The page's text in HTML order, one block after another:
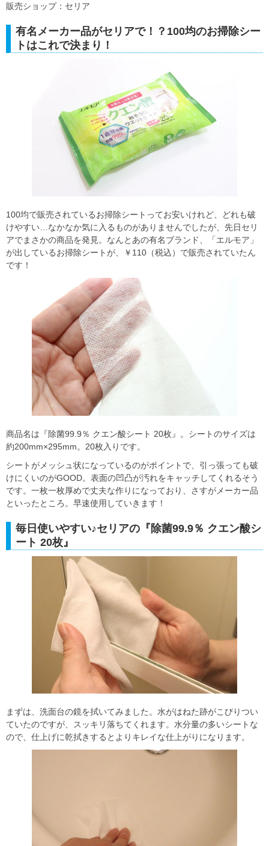
販売ショップ：セリア
有名メーカー品がセリアで！？100均のお掃除シー
トはこれで決まり！
100均で販売されているお掃除シートってお安いけれど、どれも破
けやすい…なかなか気に入るものがありませんでしたが、先日セリ
アでまさかの商品を発見。なんとあの有名ブランド、「エルモア」
が出しているお掃除シートが、￥110（税込）で販売されていたん
です！
商品名は『除菌99.9％ クエン酸シート 20枚』。シートのサイズは
約200mm×295mm。20枚入りです。
シートがメッシュ状になっているのがポイントで、引っ張っても破
けにくいのがGOOD。表面の凹凸が汚れをキャッチしてくれるそう
です。一枚一枚厚めで丈夫な作りになっており、さすがメーカー品
といったところ。早速使用していきます！
毎日使いやすい♪セリアの『除菌99.9％ クエン酸シ
ート 20枚』
まずは、洗面台の鏡を拭いてみました。水がはねた跡がこびりつい
ていたのですが、スッキリ落ちてくれます。水分量の多いシートな
ので、仕上げに乾拭きするとよりキレイな仕上がりになります。